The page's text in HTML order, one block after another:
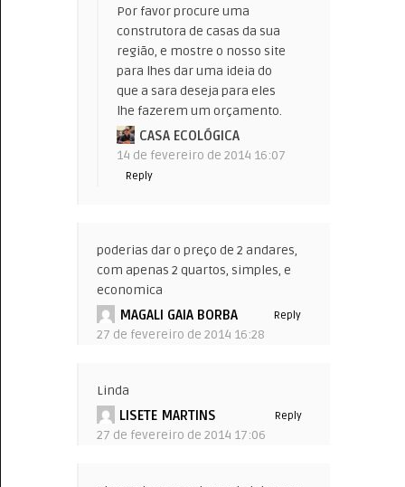
Por favor procure uma
construtora de casas da sua
região, e mostre o nosso site
para lhes dar uma ideia do
que a sara deseja para eles
lhe fazerem um orçamento.
CASA ECOLÓGICA
14 de fevereiro de 2014 16:07
Reply
poderias dar o preço de 2 andares,
com apenas 2 quartos, simples, e
economica
MAGALI GAIA BORBA
27 de fevereiro de 2014 16:28
Reply
Linda
LISETE MARTINS
27 de fevereiro de 2014 17:06
Reply